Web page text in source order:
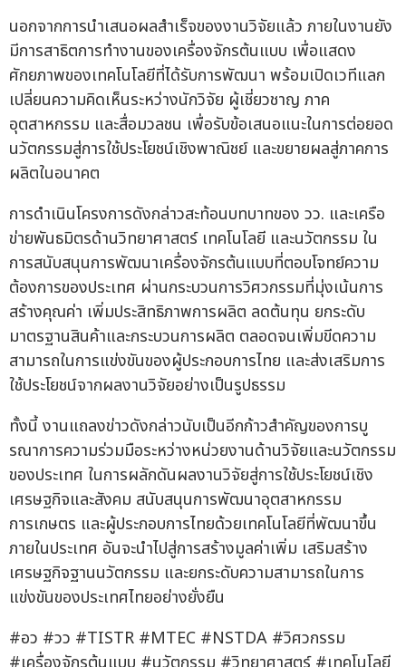
นอกจากการนำเสนอผลสำเร็จของงานวิจัยแล้ว ภายในงานยัง
มีการสาธิตการทำงานของเครื่องจักรต้นแบบ เพื่อแสดง
ศักยภาพของเทคโนโลยีที่ได้รับการพัฒนา พร้อมเปิดเวทีแลก
เปลี่ยนความคิดเห็นระหว่างนักวิจัย ผู้เชี่ยวชาญ ภาค
อุตสาหกรรม และสื่อมวลชน เพื่อรับข้อเสนอแนะในการต่อยอด
นวัตกรรมสู่การใช้ประโยชน์เชิงพาณิชย์ และขยายผลสู่ภาคการ
ผลิตในอนาคต
การดำเนินโครงการดังกล่าวสะท้อนบทบาทของ วว. และเครือ
ข่ายพันธมิตรด้านวิทยาศาสตร์ เทคโนโลยี และนวัตกรรม ใน
การสนับสนุนการพัฒนาเครื่องจักรต้นแบบที่ตอบโจทย์ความ
ต้องการของประเทศ ผ่านกระบวนการวิศวกรรมที่มุ่งเน้นการ
สร้างคุณค่า เพิ่มประสิทธิภาพการผลิต ลดต้นทุน ยกระดับ
มาตรฐานสินค้าและกระบวนการผลิต ตลอดจนเพิ่มขีดความ
สามารถในการแข่งขันของผู้ประกอบการไทย และส่งเสริมการ
ใช้ประโยชน์จากผลงานวิจัยอย่างเป็นรูปธรรม
ทั้งนี้ งานแถลงข่าวดังกล่าวนับเป็นอีกก้าวสำคัญของการบู
รณาการความร่วมมือระหว่างหน่วยงานด้านวิจัยและนวัตกรรม
ของประเทศ ในการผลักดันผลงานวิจัยสู่การใช้ประโยชน์เชิง
เศรษฐกิจและสังคม สนับสนุนการพัฒนาอุตสาหกรรม
การเกษตร และผู้ประกอบการไทยด้วยเทคโนโลยีที่พัฒนาขึ้น
ภายในประเทศ อันจะนำไปสู่การสร้างมูลค่าเพิ่ม เสริมสร้าง
เศรษฐกิจฐานนวัตกรรม และยกระดับความสามารถในการ
แข่งขันของประเทศไทยอย่างยั่งยืน
#อว #วว #TISTR #MTEC #NSTDA #วิศวกรรม